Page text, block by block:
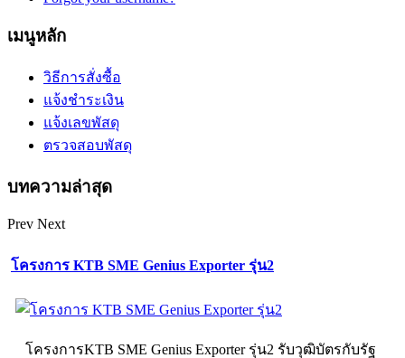
เมนูหลัก
วิธีการสั่งซื้อ
แจ้งชำระเงิน
แจ้งเลขพัสดุ
ตรวจสอบพัสดุ
บทความล่าสุด
Prev Next
โครงการ KTB SME Genius Exporter รุ่น2
โครงการKTB SME Genius Exporter รุ่น2 รับวุฒิบัตรกับรัฐ